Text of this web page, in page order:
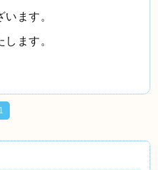
います。
ます。
1